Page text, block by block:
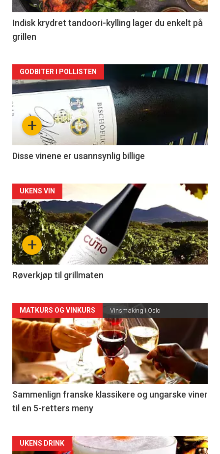
2
Indisk krydret tandoori-kylling lager du enkelt på
grillen
Forsiden
akkurat
nå
3
+
GODBITER I POLLISTEN
Disse vinene er usannsynlig billige
Forsiden
akkurat
nå
-
4
+
UKENS VIN
Røverkjøp til grillmaten
Forsiden
akkurat
nå
-
5
MATKURS OG VINKURS Vinsmaking i Oslo
Sammenlign franske klassikere og ungarske viner
til en 5-retters meny
Forsiden
UKENS DRINK